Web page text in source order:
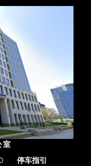
室
停车指引